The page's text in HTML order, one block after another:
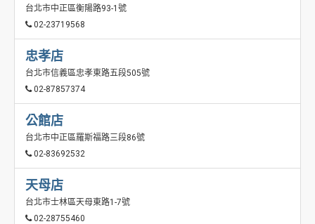
台北市中正區衡陽路93-1號
02-23719568
忠孝店
台北市信義區忠孝東路五段505號
02-87857374
公館店
台北市中正區羅斯福路三段86號
02-83692532
天母店
台北市士林區天母東路1-7號
02-28755460